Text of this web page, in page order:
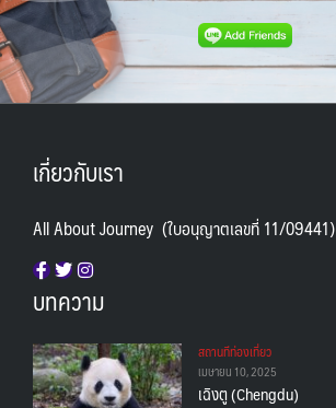
เกี่ยวกับเรา
All About Journey (ใบอนุญาตเลขที่ 11/09441)
บทความ
สถานทีท่องเที่ยว
เมษายน 10, 2025
เฉิงตู (Chengdu)